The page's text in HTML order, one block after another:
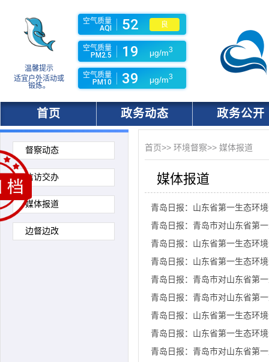
温馨提示
适宜户外活动或
锻炼。
空气质量
AQI
52 良
空气质量
PM2.5
19 μg/m3
空气质量
PM10
39 μg/m3
首页 政务动态 政务公开
首页>> 环境督察>> 媒体报道
媒体报道
青岛日报：山东省第一生态环
青岛日报：青岛市对山东省第
青岛日报：山东省第一生态环
青岛日报：山东省第一生态环
青岛日报：青岛市对山东省第
青岛日报：青岛市对山东省第
青岛日报：山东省第一生态环
青岛日报：山东省第一生态环
青岛日报：青岛市对山东省第
督察动态
信访交办
媒体报道
边督边改